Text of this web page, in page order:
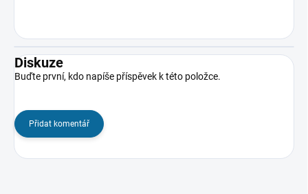
Diskuze
Buďte první, kdo napíše příspěvek k této položce.
Přidat komentář